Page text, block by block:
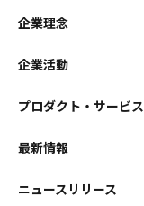
企業理念
企業活動
プロダクト・サービス
最新情報
ニュースリリース